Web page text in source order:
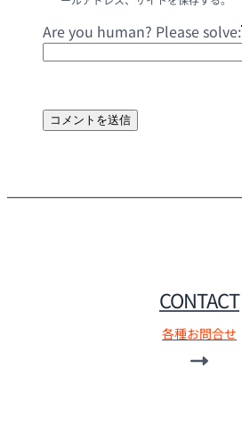
Are you human? Please solve:
CONTACT
各種お問合せ